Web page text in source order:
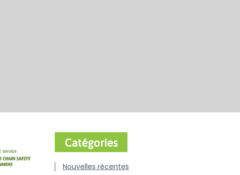
Catégories
Nouvelles récentes